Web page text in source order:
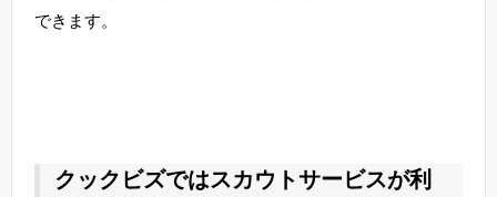
できます。
クックビズではスカウトサービスが利